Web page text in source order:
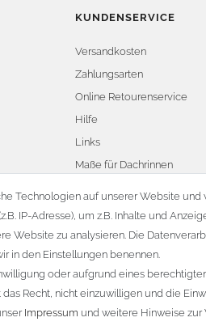
KUNDENSERVICE
Versandkosten
Zahlungsarten
Online Retourenservice
Hilfe
Links
Maße für Dachrinnen
Vertrag widerrufen
Technologien auf unserer Website
IP-Adresse), um z.B. Inhalte und
Website zu analysieren. Die
in den Einstellungen benennen.
oder aufgrund eines
Recht, nicht einzuwilligen und die
Impressum und weitere Hinweise